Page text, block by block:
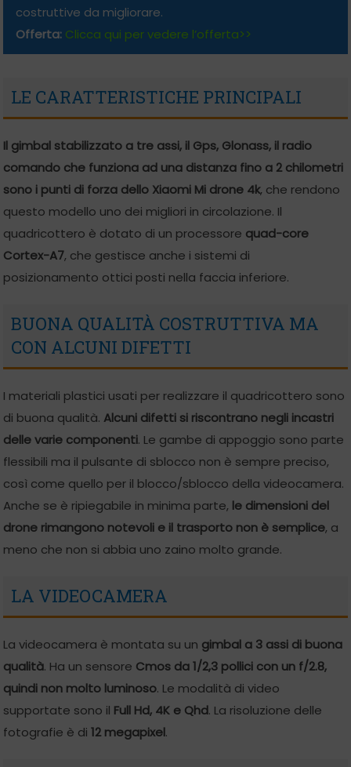
costruttive da migliorare.
Offerta: Clicca qui per vedere l’offerta>>
LE CARATTERISTICHE PRINCIPALI
Il gimbal stabilizzato a tre assi, il Gps, Glonass, il radio
comando che funziona ad una distanza fino a 2 chilometri
sono i punti di forza dello Xiaomi Mi drone 4k, che rendono
questo modello uno dei migliori in circolazione. Il
quadricottero è dotato di un processore quad-core
Cortex-A7, che gestisce anche i sistemi di
posizionamento ottici posti nella faccia inferiore.
BUONA QUALITÀ COSTRUTTIVA MA
CON ALCUNI DIFETTI
I materiali plastici usati per realizzare il quadricottero sono
di buona qualità.Alcuni difetti si riscontrano negli incastri
delle varie componenti. Le gambe di appoggio sono parte
flessibili ma il pulsante di sblocco non è sempre preciso,
così come quello per il blocco/sblocco della videocamera.
Anche se è ripiegabile in minima parte, le dimensioni del
drone rimangono notevoli e il trasporto non è semplice, a
meno che non si abbia uno zaino molto grande.
LA VIDEOCAMERA
La videocamera è montata su un gimbal a 3 assi di buona
qualità. Ha un sensore Cmos da 1/2,3 pollici con un f/2.8,
quindi non molto luminoso. Le modalità di video
supportate sono il Full Hd, 4K e Qhd. La risoluzione delle
fotografie è di12 megapixel.